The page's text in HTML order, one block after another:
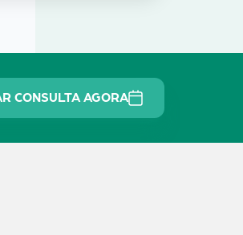
CONSULTA AGORA